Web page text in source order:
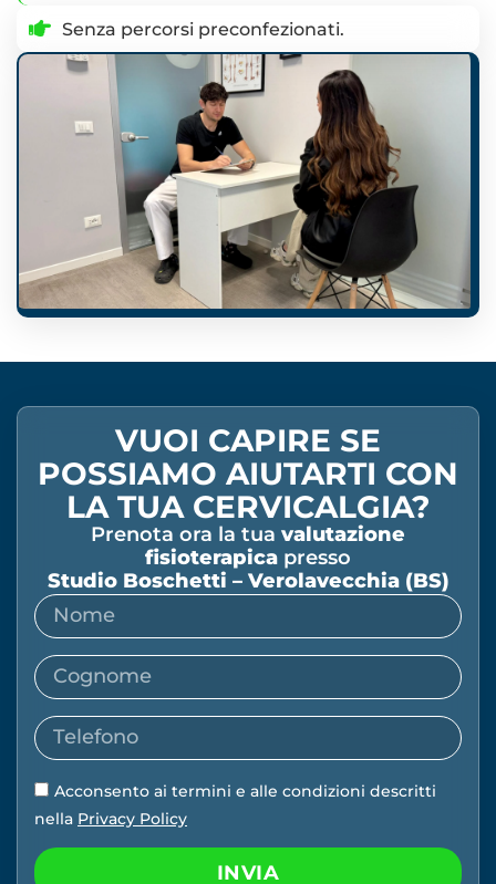
Senza percorsi preconfezionati.
VUOI CAPIRE SE
POSSIAMO AIUTARTI CON
LA TUA CERVICALGIA?
Prenota ora la tua valutazione
fisioterapica presso
Studio Boschetti – Verolavecchia (BS)
Acconsento ai termini e alle condizioni descritti
nella Privacy Policy
INVIA